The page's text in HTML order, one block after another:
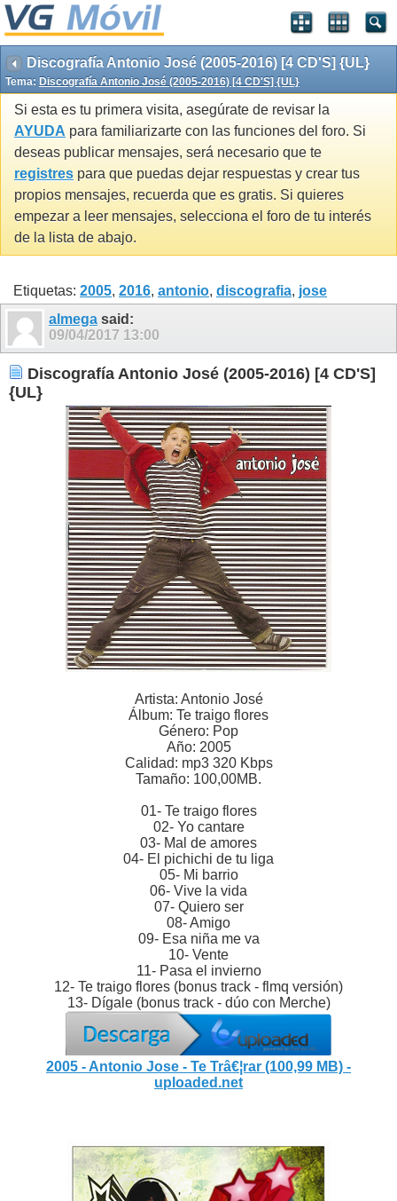
Discografía Antonio José (2005-2016) [4 CD'S] {UL}
Tema: Discografía Antonio José (2005-2016) [4 CD'S] {UL}
Si esta es tu primera visita, asegúrate de revisar la
AYUDA para familiarizarte con las funciones del foro. Si
deseas publicar mensajes, será necesario que te
registres para que puedas dejar respuestas y crear tus
propios mensajes, recuerda que es gratis. Si quieres
empezar a leer mensajes, selecciona el foro de tu interés
de la lista de abajo.
Etiquetas: 2005, 2016, antonio, discografia, jose
almega said:
09/04/2017 13:00
Discografía Antonio José (2005-2016) [4 CD'S]
{UL}
Artista: Antonio José
Álbum: Te traigo flores
Género: Pop
Año: 2005
Calidad: mp3 320 Kbps
Tamaño: 100,00MB.
01- Te traigo flores
02- Yo cantare
03- Mal de amores
04- El pichichi de tu liga
05- Mi barrio
06- Vive la vida
07- Quiero ser
08- Amigo
09- Esa niña me va
10- Vente
11- Pasa el invierno
12- Te traigo flores (bonus track - flmq versión)
13- Dígale (bonus track - dúo con Merche)
2005 - Antonio Jose - Te Trâ€¦rar (100,99 MB) -
uploaded.net